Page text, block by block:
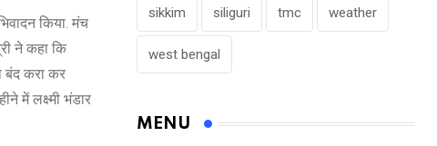
किया. मंच
ने कहा कि
बंद करा कर
में लक्ष्मी भंडार
sikkim siliguri tmc weather
west bengal
MENU